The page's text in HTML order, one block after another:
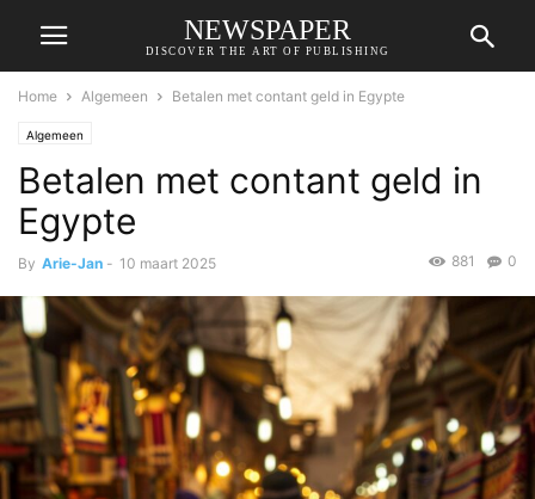
NEWSPAPER
DISCOVER THE ART OF PUBLISHING
Home Algemeen Betalen met contant geld in Egypte
Algemeen
Betalen met contant geld in
Egypte
By Arie-Jan - 10 maart 2025 0
881